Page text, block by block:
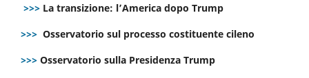
>>> La transizione: l’America dopo Trump
>>> Osservatorio sul processo costituente cileno
>>> Osservatorio sulla Presidenza Trump